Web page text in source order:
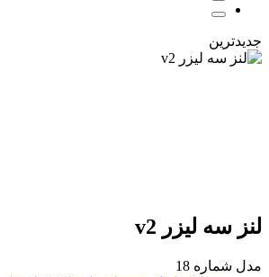
جدیدترین
لنز سه لیزر v2
مدل شماره 18